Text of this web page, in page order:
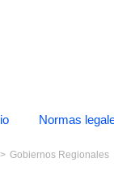
Normas
Gobiernos Regionales